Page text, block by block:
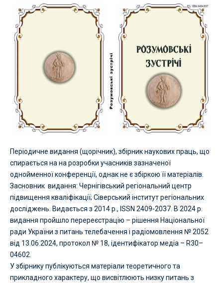
Періодичне видання (щорічник), збірник наукових праць, що
спирається на на розробки учасників зазначеної
однойменної конференції, однак не є збіркою її матеріалів.
Засновник видання: Чернігівський регіональний центр
підвищення кваліфікації; Сіверський інститут регіональних
досліджень. Видається з 2014 р., ISSN 2409-2037. В 2024 р.
видання пройшло перереєстрацію – рішення Національної
ради України з питань телебачення і радіомовлення № 2052
від 13.06.2024, протокол № 18, ідентифікатор медіа – R30–
04602.
У збірнику публікуються матеріали теоретичного та
прикладного характеру, що висвітлюють низку питань з